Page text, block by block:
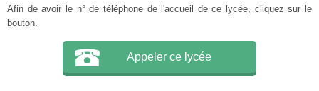
Afin de avoir le n° de téléphone de l'accueil de ce lycée, cliquez sur le
bouton.
Appeler ce lycée